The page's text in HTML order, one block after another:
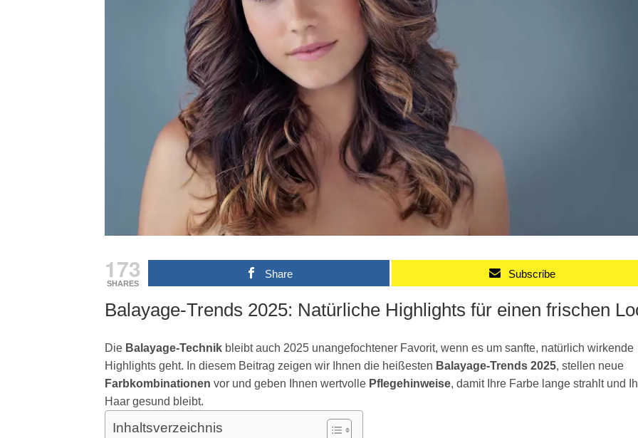
173
SHARES
Share Subscribe
Balayage-Trends 2025: Natürliche Highlights für einen frischen
Die Balayage-Technik bleibt auch 2025 unangefochtener Favorit, wenn es um sanfte, natürlich wirkende
Highlights geht. In diesem Beitrag zeigen wir Ihnen die heißesten Balayage-Trends 2025, stellen neue
Farbkombinationen vor und geben Ihnen wertvolle Pflegehinweise, damit Ihre Farbe lange strahlt und
Haar gesund bleibt.
Inhaltsverzeichnis